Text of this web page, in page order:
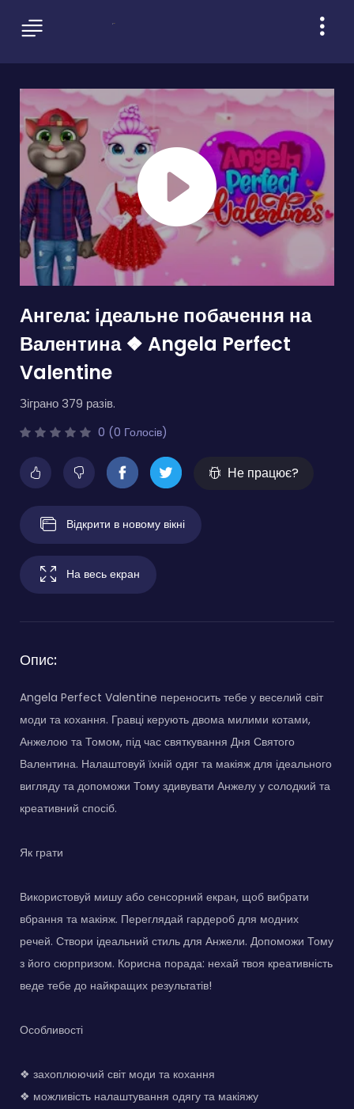
Ангела: ідеальне побачення на
Валентина ❖ Angela Perfect
Valentine
Зіграно 379 разів.
0 (0 Голосів)
Не працює?
Відкрити в новому вікні
На весь екран
Опис:
Angela Perfect Valentine переносить тебе у веселий світ
моди та кохання. Гравці керують двома милими котами,
Анжелою та Томом, під час святкування Дня Святого
Валентина. Налаштовуй їхній одяг та макіяж для ідеального
вигляду та допоможи Тому здивувати Анжелу у солодкий та
креативний спосіб.
Як грати
Використовуй мишу або сенсорний екран, щоб вибрати
вбрання та макіяж. Переглядай гардероб для модних
речей. Створи ідеальний стиль для Анжели. Допоможи Тому
з його сюрпризом. Корисна порада: нехай твоя креативність
веде тебе до найкращих результатів!
Особливості
❖ захоплюючий світ моди та кохання
❖ можливість налаштування одягу та макіяжу